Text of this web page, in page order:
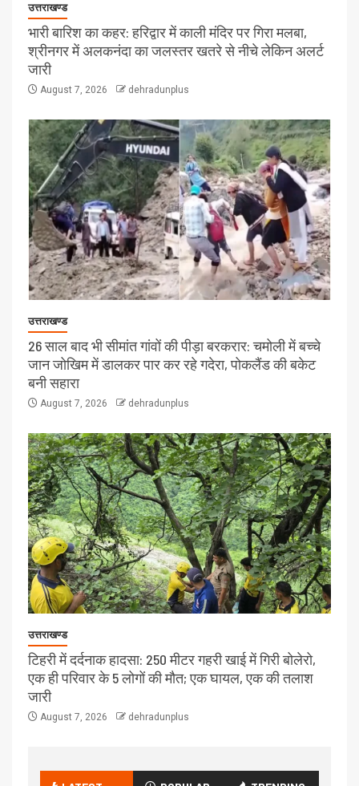
उत्तराखण्ड
भारी बारिश का कहर: हरिद्वार में काली मंदिर पर गिरा मलबा,
श्रीनगर में अलकनंदा का जलस्तर खतरे से नीचे लेकिन अलर्ट
जारी
August 7, 2026 dehradunplus
उत्तराखण्ड
26 साल बाद भी सीमांत गांवों की पीड़ा बरकरार: चमोली में बच्चे
जान जोखिम में डालकर पार कर रहे गदेरा, पोकलैंड की बकेट
बनी सहारा
August 7, 2026 dehradunplus
उत्तराखण्ड
टिहरी में दर्दनाक हादसा: 250 मीटर गहरी खाई में गिरी बोलेरो,
एक ही परिवार के 5 लोगों की मौत; एक घायल, एक की तलाश
जारी
August 7, 2026 dehradunplus